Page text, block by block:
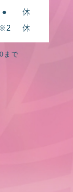
●
休
休
まで